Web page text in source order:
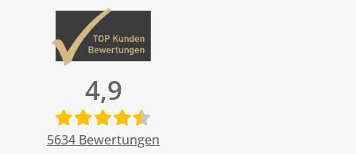
4,9
5634 Bewertungen